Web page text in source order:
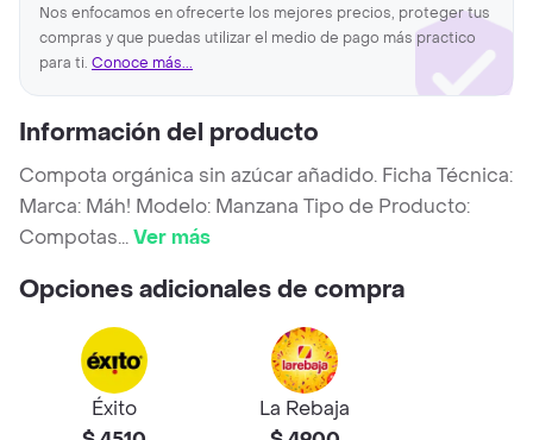
Nos enfocamos en ofrecerte los mejores precios, proteger tus
compras y que puedas utilizar el medio de pago más practico
para ti. Conoce más...
Información del producto
Compota orgánica sin azúcar añadido. Ficha Técnica:
Marca: Máh! Modelo: Manzana Tipo de Producto:
Compotas...Ver más
Opciones adicionales de compra
Éxito
La Rebaja